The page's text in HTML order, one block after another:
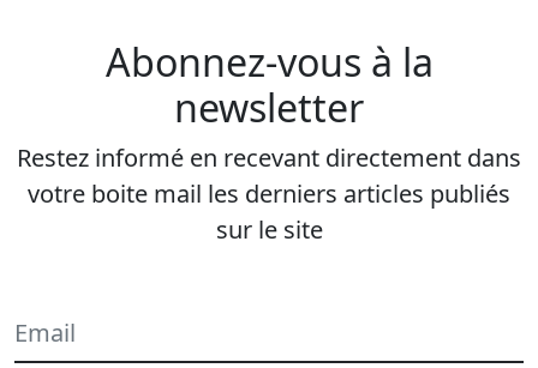
Abonnez-vous à la
newsletter
Restez informé en recevant directement dans
votre boite mail les derniers articles publiés
sur le site